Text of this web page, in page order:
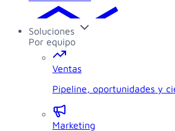
Soluciones
Por equipo
Ventas
Pipeline, oportunidades y
Marketing